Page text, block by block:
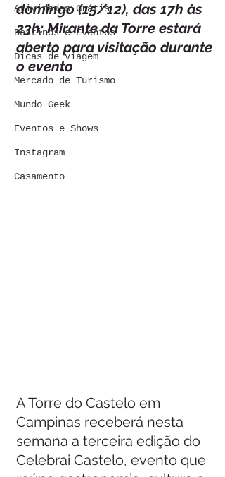
Atividades Grátis
Destinos e Eventos
Dicas de viagem
Mercado de Turismo
Mundo Geek
Eventos e Shows
Instagram
Casamento
domingo (15/12), das 17h às
23h; Mirante da Torre estará
aberto para visitação durante
o evento
A Torre do Castelo em
Campinas receberá nesta
semana a terceira edição do
Celebrai Castelo, evento que